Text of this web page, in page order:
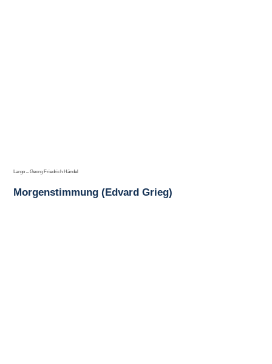
Largo – Georg Friedrich Händel
Morgenstimmung (Edvard Grieg)